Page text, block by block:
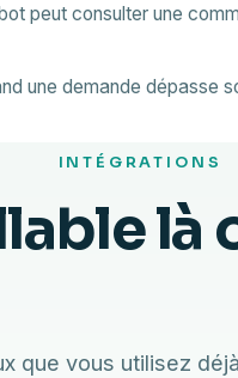
peut consulter une
une demande dépasse
INTÉGRATIONS
là
que vous utilisez